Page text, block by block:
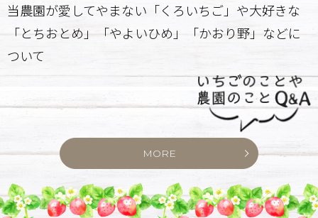
当農園が愛してやまない「くろいちご」や大好きな
「とちおとめ」「やよいひめ」
「かおり野」などに
ついて
MORE